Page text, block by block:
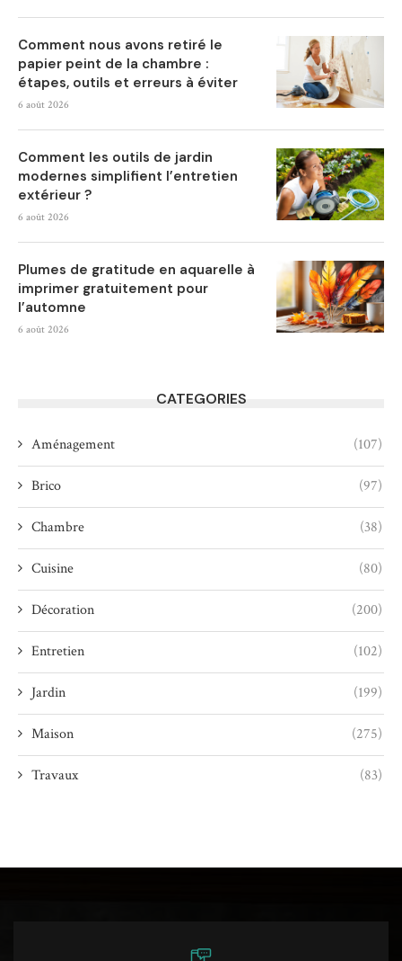
Comment nous avons retiré le
papier peint de la chambre :
étapes, outils et erreurs à éviter
6 août 2026
Comment les outils de jardin
modernes simplifient l’entretien
extérieur ?
6 août 2026
Plumes de gratitude en aquarelle à
imprimer gratuitement pour
l’automne
6 août 2026
CATEGORIES
Aménagement (107)
Brico (97)
Chambre (38)
Cuisine (80)
Décoration (200)
Entretien (102)
Jardin (199)
Maison (275)
Travaux (83)